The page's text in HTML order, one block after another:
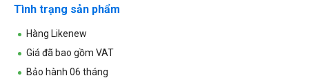
Tình trạng sản phẩm
Hàng Likenew
Giá đã bao gồm VAT
Bảo hành 06 tháng